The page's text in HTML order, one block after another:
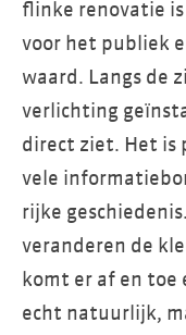
flinke renovatie
voor het publiek
waard. Langs de
verlichting
direct ziet. Het is
vele
rijke
veranderen de
komt er af en toe
echt natuurlijk,